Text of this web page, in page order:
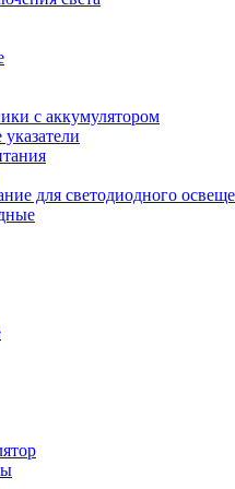
с аккумулятором
для светодиодного